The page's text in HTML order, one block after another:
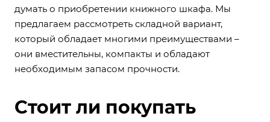
думать о приобретении книжного шкафа. Мы
предлагаем рассмотреть складной вариант,
который обладает многими преимуществами –
они вместительны, компакты и обладают
необходимым запасом прочности.
Стоит ли покупать